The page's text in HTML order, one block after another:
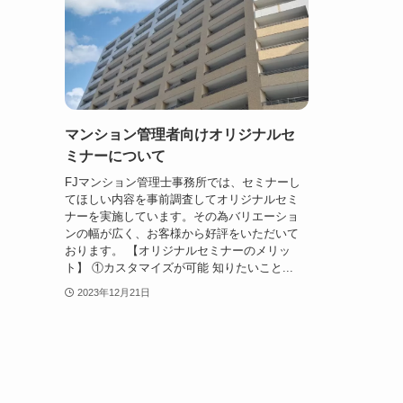
マンション管理者向けオリジナルセ
ミナーについて
FJマンション管理士事務所では、セミナーし
てほしい内容を事前調査してオリジナルセミ
ナーを実施しています。その為バリエーショ
ンの幅が広く、お客様から好評をいただいて
おります。 【オリジナルセミナーのメリッ
ト】 ①カスタマイズが可能 知りたいこと...
2023年12月21日